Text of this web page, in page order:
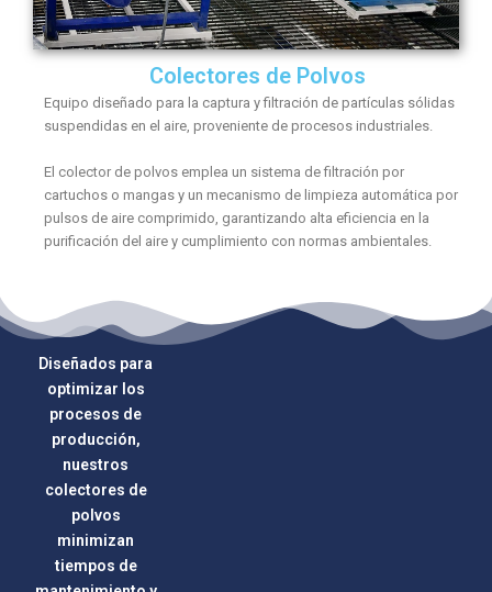
Colectores de Polvos
Equipo diseñado para la captura y filtración de partículas sólidas
suspendidas en el aire, proveniente de procesos industriales.
El colector de polvos emplea un sistema de filtración por
cartuchos o mangas y un mecanismo de limpieza automática por
pulsos de aire comprimido, garantizando alta eficiencia en la
purificación del aire y cumplimiento con normas ambientales.
Diseñados para
optimizar los
procesos de
producción,
nuestros
colectores de
polvos
minimizan
tiempos de